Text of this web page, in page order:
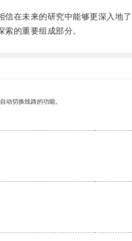
未来的研究中能够更深入地了
的重要组成部分。
动切换线路的功能。